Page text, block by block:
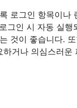
로그인 항목이
그인 시 자동 실
것이 좋습니다.
거나 의심스러운